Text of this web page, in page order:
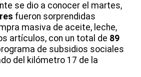
se dio a conocer el martes,
fueron sorprendidas
masiva de aceite, leche,
artículos, con un total de 89
de subsidios sociales
del kilómetro 17 de la